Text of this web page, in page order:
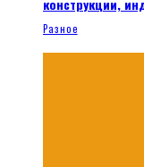
конструкции,
Разное